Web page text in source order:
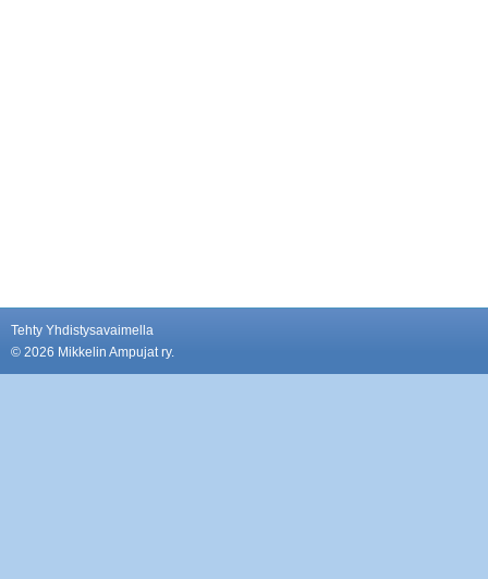
Tehty Yhdistysavaimella
© 2026 Mikkelin Ampujat ry.